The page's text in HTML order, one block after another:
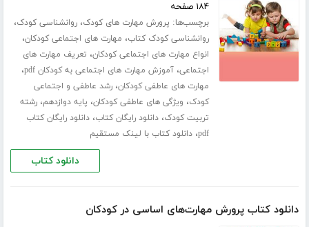
۱۸۴ صفحه
برچسب‌ها: پرورش مهارت های کودک،روانشناسی کودک،
روانشناسی کودک کتاب، مهارت های اجتماعی کودکان،
انواع مهارت های اجتماعی کودکان، تعریف مهارت های
اجتماعی،آموزش مهارت های اجتماعی به کودکان pdf ،
مهارت های عاطفی کودکان،رشد عاطفی و اجتماعی
کودک، ویژگی های عاطفی کودکان، پایه دوازدهم،رشته
تربیت کودک،دانلود رایگان کتاب،دانلود رایگان کتاب
pdf،دانلود کتاب با لینک مستقیم
دانلود کتاب
دانلود کتاب پرورش مهارت‌های اساسی در کودکان